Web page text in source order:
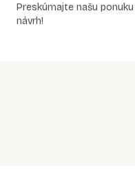
Preskúmajte našu
návrh!